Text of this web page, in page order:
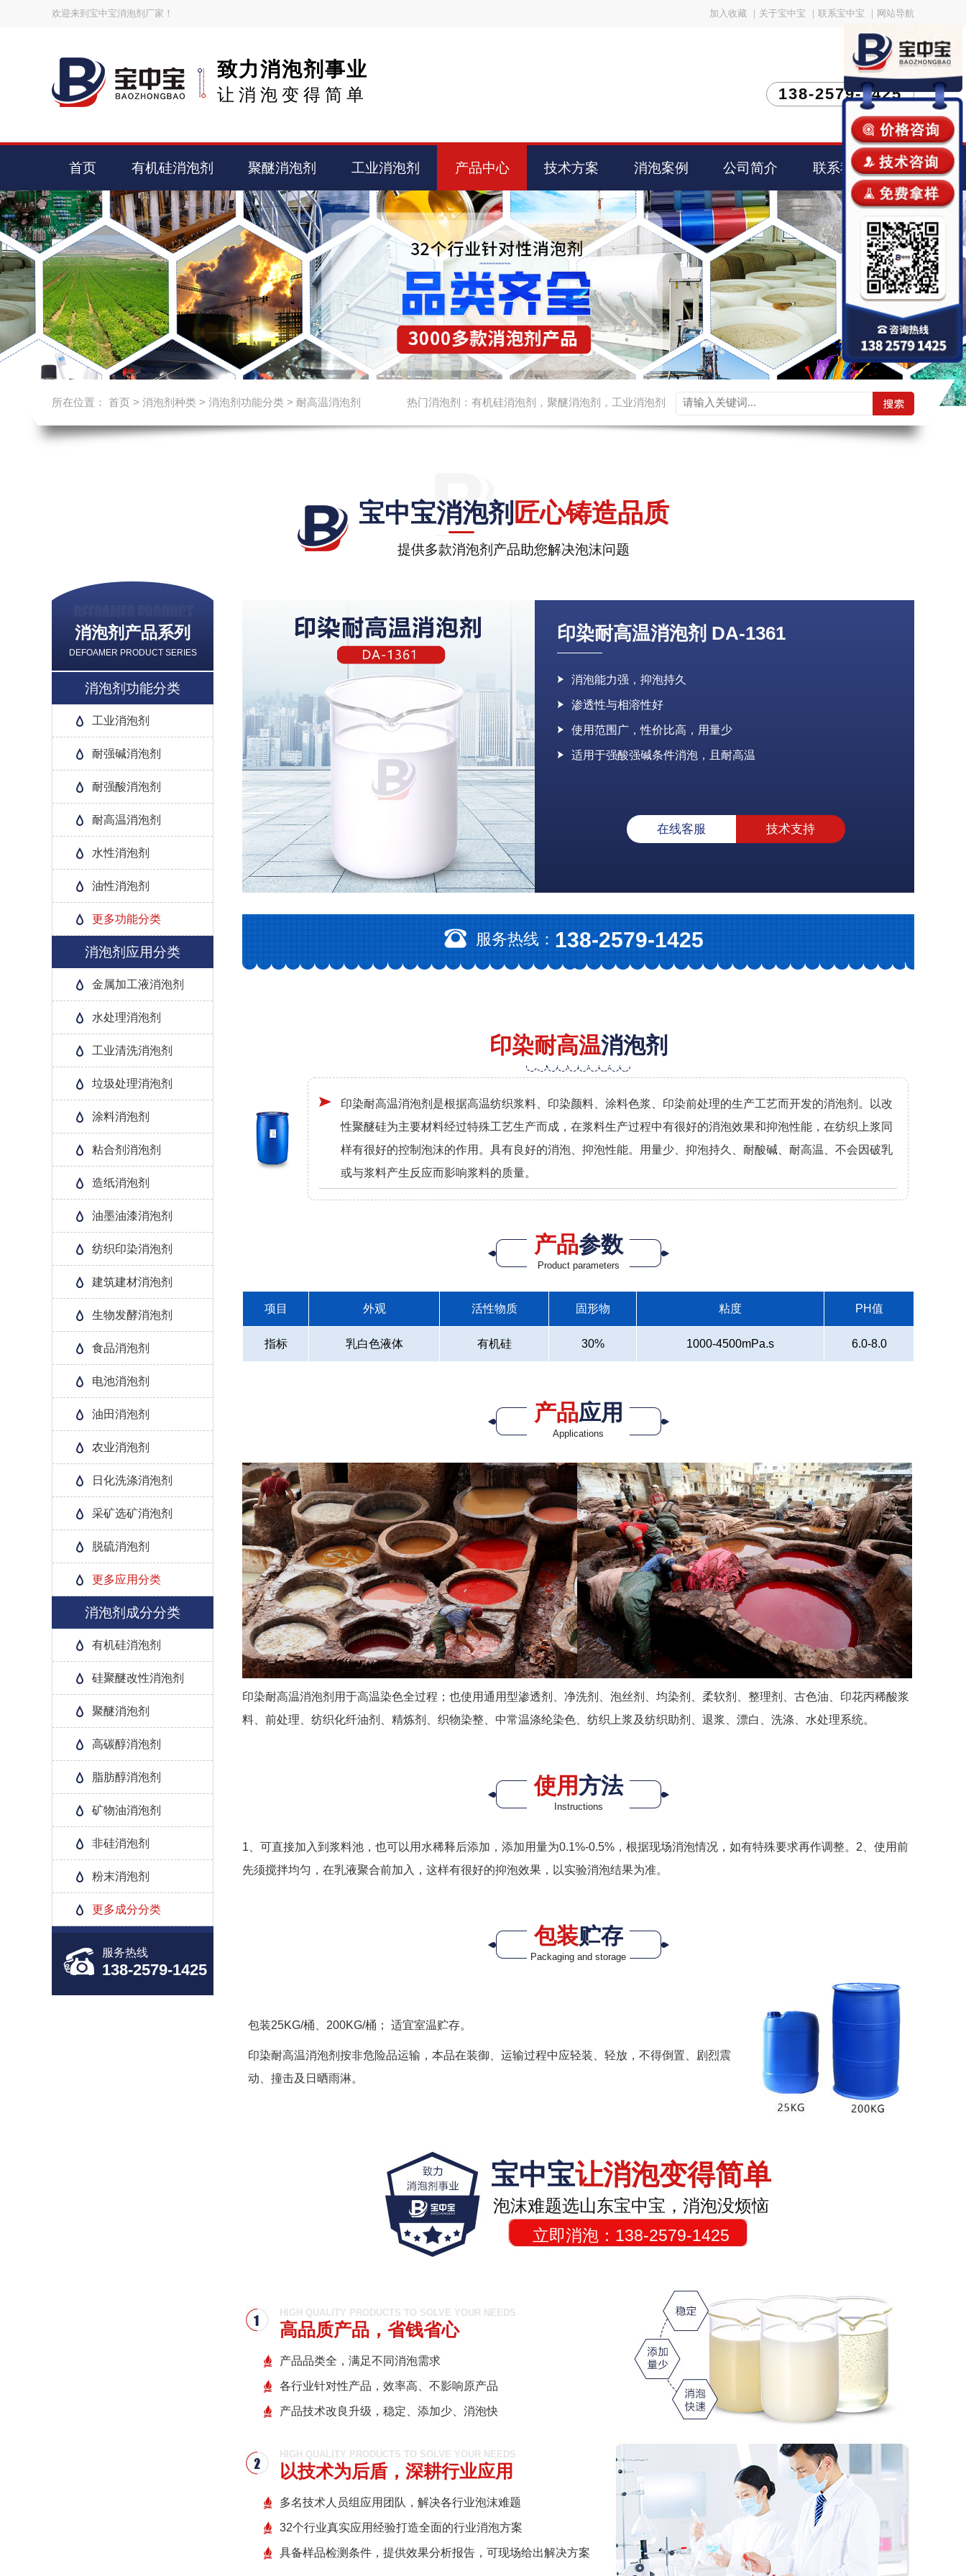
欢迎来到宝中宝消泡剂厂家！ 加入收藏 关于宝中宝 联系宝中宝 网站导航
致力消泡剂事业
让消泡变得简单 138-2579-1425
首页 有机硅消泡剂 聚醚消泡剂 工业消泡剂 产品中心 技术方案 消泡案例 公司简介 联系我们
所在位置： 首页 > 消泡剂种类 > 消泡剂功能分类 > 耐高温消泡剂 热门消泡剂： 有机硅消泡剂 ， 聚醚消泡剂 ， 工业消泡剂
宝中宝消泡剂 匠心铸造品质
提供多款消泡剂产品助您解决泡沫问题
消泡剂产品系列
DEFOAMER PRODUCT SERIES
消泡剂功能分类
工业消泡剂
耐强碱消泡剂
耐强酸消泡剂
耐高温消泡剂
水性消泡剂
油性消泡剂
更多功能分类
消泡剂应用分类
金属加工液消泡剂
水处理消泡剂
工业清洗消泡剂
垃圾处理消泡剂
涂料消泡剂
粘合剂消泡剂
造纸消泡剂
油墨油漆消泡剂
纺织印染消泡剂
建筑建材消泡剂
生物发酵消泡剂
食品消泡剂
电池消泡剂
油田消泡剂
农业消泡剂
日化洗涤消泡剂
采矿选矿消泡剂
脱硫消泡剂
更多应用分类
消泡剂成分分类
有机硅消泡剂
硅聚醚改性消泡剂
聚醚消泡剂
高碳醇消泡剂
脂肪醇消泡剂
矿物油消泡剂
非硅消泡剂
粉末消泡剂
更多成分分类
服务热线
138-2579-1425
印染耐高温消泡剂 DA-1361
消泡能力强，抑泡持久
渗透性与相溶性好
使用范围广，性价比高，用量少
适用于强酸强碱条件消泡，且耐高温
在线客服 技术支持
服务热线： 138-2579-1425
印染耐高温消泡剂
印染耐高温消泡剂是根据高温纺织浆料、印染颜料、涂料色浆、印染前处理的生产工艺而开发的消泡剂。以改
性聚醚硅为主要材料经过特殊工艺生产而成，在浆料生产过程中有很好的消泡效果和抑泡性能，在纺织上浆同
样有很好的控制泡沫的作用。具有良好的消泡、抑泡性能。用量少、抑泡持久、耐酸碱、耐高温、不会因破乳
或与浆料产生反应而影响浆料的质量。
产品参数
Product parameters
项目 外观 活性物质 固形物 粘度 PH值
指标 乳白色液体 有机硅 30% 1000-4500mPa.s 6.0-8.0
产品应用
Applications
印染耐高温消泡剂用于高温染色全过程；也使用通用型渗透剂、净洗剂、泡丝剂、均染剂、柔软剂、整理剂、古色油、印花丙稀酸浆
料、前处理、纺织化纤油剂、精炼剂、织物染整、中常温涤纶染色、纺织上浆及纺织助剂、退浆、漂白、洗涤、水处理系统。
使用方法
Instructions
1、可直接加入到浆料池，也可以用水稀释后添加，添加用量为0.1%-0.5%，根据现场消泡情况，如有特殊要求再作调整。2、使用前
先须搅拌均匀，在乳液聚合前加入，这样有很好的抑泡效果，以实验消泡结果为准。
包装贮存
Packaging and storage
包装25KG/桶、200KG/桶； 适宜室温贮存。
印染耐高温消泡剂按非危险品运输，本品在装御、运输过程中应轻装、轻放，不得倒置、剧烈震
动、撞击及日晒雨淋。
宝中宝让消泡变得简单
泡沫难题选山东宝中宝，消泡没烦恼
立即消泡：138-2579-1425
HIGH QUALITY PRODUCTS TO SOLVE YOUR NEEDS
高品质产品，省钱省心
产品品类全，满足不同消泡需求
各行业针对性产品，效率高、不影响原产品
产品技术改良升级，稳定、添加少、消泡快
HIGH QUALITY PRODUCTS TO SOLVE YOUR NEEDS
以技术为后盾，深耕行业应用
多名技术人员组应用团队，解决各行业泡沫难题
32个行业真实应用经验打造全面的行业消泡方案
具备样品检测条件，提供效果分析报告，可现场给出解决方案